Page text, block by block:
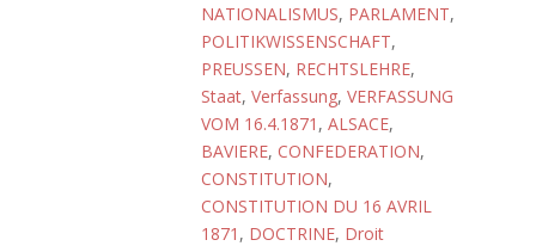
NATIONALISMUS, PARLAMENT,
POLITIKWISSENSCHAFT,
PREUSSEN, RECHTSLEHRE,
Staat, Verfassung, VERFASSUNG
VOM 16.4.1871 , ALSACE,
BAVIERE, CONFEDERATION,
CONSTITUTION,
CONSTITUTION DU 16 AVRIL
1871 , DOCTRINE, Droit